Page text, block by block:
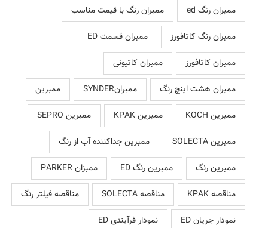
ممبران رنگ ed
ممبران رنگ با قیمت مناسب
ممبران رنگ کاتافورز
ممبران قسمت ED
ممبران کاتافورز
ممبران کاتیونی
ممبران هشت اینچ رنگ
ممبرانSYNDER
ممبرین
ممبرین KOCH
ممبرین KPAK
ممبرین SEPRO
ممبرین SOLECTA
ممبرین جداکننده آب از رنگ
ممبرین رنگ
ممبرین رنگ ED
ممبزان PARKER
مناقصه KPAK
مناقصه SOLECTA
مناقصه فیلتر رنگ
نمودار جریان ED
نمودار فرآیندی ED